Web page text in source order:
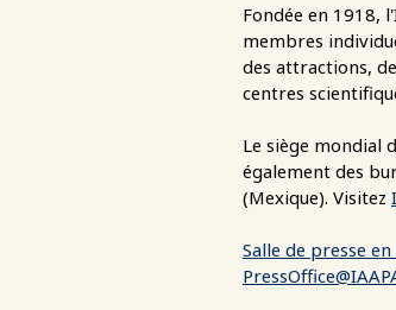
Fondée en 1918,
membres
des attractions,
centres
Le siège mondial
également des
(Mexique). Visitez
Salle de presse